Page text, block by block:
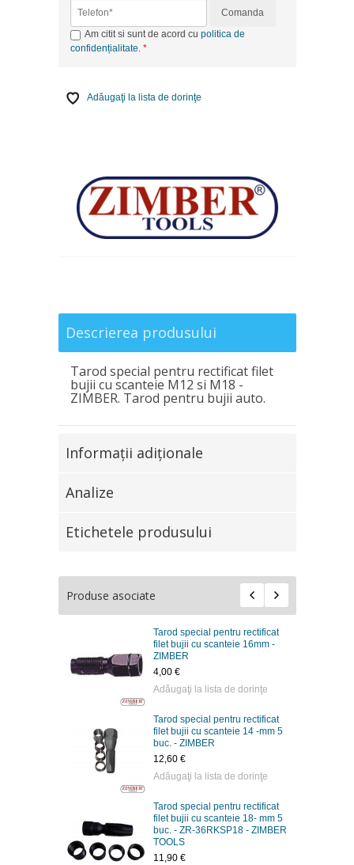
Comanda
Am citit si sunt de acord cu politica de
confidențialitate.
Adăugaţi la lista de dorinţe
Descrierea produsului
Tarod special pentru rectificat filet
bujii cu scanteie M12 si M18 -
ZIMBER. Tarod pentru bujii auto.
Informaţii adiţionale
Analize
Etichetele produsului
Produse asociate
Tarod special pentru rectificat
filet bujii cu scanteie 16mm -
ZIMBER
4,00 €
Adăugaţi la lista de dorinţe
Tarod special pentru rectificat
filet bujii cu scanteie 14 -mm 5
buc. - ZIMBER
12,60 €
Adăugaţi la lista de dorinţe
Tarod special pentru rectificat
filet bujii cu scanteie 18- mm 5
buc. - ZR-36RKSP18 - ZIMBER
TOOLS
11,90 €